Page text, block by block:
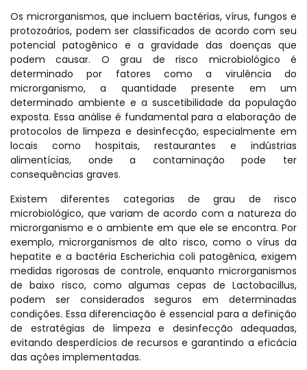
Os microrganismos, que incluem bactérias, vírus, fungos e
protozoários, podem ser classificados de acordo com seu
potencial patogênico e a gravidade das doenças que
podem causar. O grau de risco microbiológico é
determinado por fatores como a virulência do
microrganismo, a quantidade presente em um
determinado ambiente e a suscetibilidade da população
exposta. Essa análise é fundamental para a elaboração de
protocolos de limpeza e desinfecção, especialmente em
locais como hospitais, restaurantes e indústrias
alimentícias, onde a contaminação pode ter
consequências graves.
Existem diferentes categorias de grau de risco
microbiológico, que variam de acordo com a natureza do
microrganismo e o ambiente em que ele se encontra. Por
exemplo, microrganismos de alto risco, como o vírus da
hepatite e a bactéria Escherichia coli patogênica, exigem
medidas rigorosas de controle, enquanto microrganismos
de baixo risco, como algumas cepas de Lactobacillus,
podem ser considerados seguros em determinadas
condições. Essa diferenciação é essencial para a definição
de estratégias de limpeza e desinfecção adequadas,
evitando desperdícios de recursos e garantindo a eficácia
das ações implementadas.